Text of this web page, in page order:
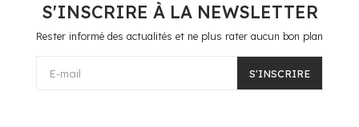
S'INSCRIRE À LA NEWSLETTER
Rester informé des actualités et ne plus rater aucun bon plan
E-mail S'INSCRIRE